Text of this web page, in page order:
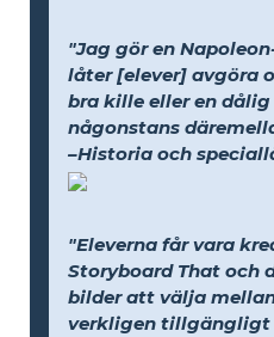
"Jag gör en
låter [elever] avgöra
bra kille eller en
någonstans
–Historia och
"Eleverna får vara
Storyboard That och
bilder att välja
verkligen tillgängligt